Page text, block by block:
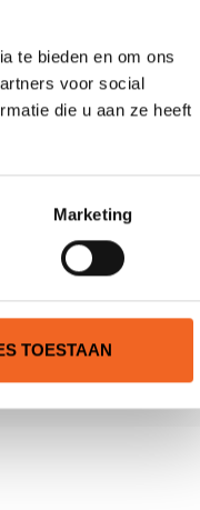
te bieden en om ons
voor social
die u aan ze heeft
Marketing
TOESTAAN